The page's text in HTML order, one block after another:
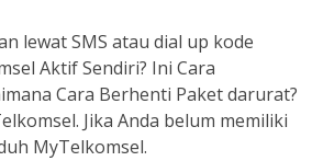
lewat SMS atau dial up kode
Aktif Sendiri? Ini Cara
Cara Berhenti Paket darurat?
Jika Anda belum memiliki
MyTelkomsel.